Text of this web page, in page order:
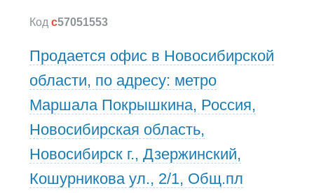
Код c57051553
Продается офис в Новосибирской
области, по адресу: метро
Маршала Покрышкина, Россия,
Новосибирская область,
Новосибирск г., Дзержинский,
Кошурникова ул., 2/1, Общ.пл